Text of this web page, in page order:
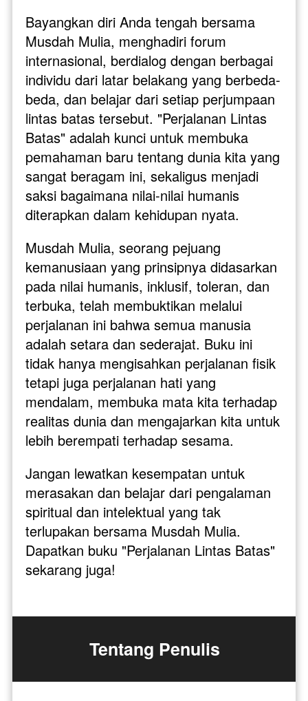
Bayangkan diri Anda tengah bersama
Musdah Mulia, menghadiri forum
internasional, berdialog dengan berbagai
individu dari latar belakang yang berbeda-
beda, dan belajar dari setiap perjumpaan
lintas batas tersebut. "Perjalanan Lintas
Batas" adalah kunci untuk membuka
pemahaman baru tentang dunia kita yang
sangat beragam ini, sekaligus menjadi
saksi bagaimana nilai-nilai humanis
diterapkan dalam kehidupan nyata.
Musdah Mulia, seorang pejuang
kemanusiaan yang prinsipnya didasarkan
pada nilai humanis, inklusif, toleran, dan
terbuka, telah membuktikan melalui
perjalanan ini bahwa semua manusia
adalah setara dan sederajat. Buku ini
tidak hanya mengisahkan perjalanan fisik
tetapi juga perjalanan hati yang
mendalam, membuka mata kita terhadap
realitas dunia dan mengajarkan kita untuk
lebih berempati terhadap sesama.
Jangan lewatkan kesempatan untuk
merasakan dan belajar dari pengalaman
spiritual dan intelektual yang tak
terlupakan bersama Musdah Mulia.
Dapatkan buku "Perjalanan Lintas Batas"
sekarang juga!
Tentang Penulis